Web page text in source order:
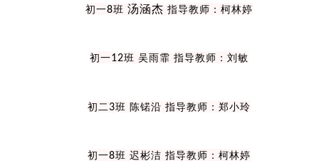
初一8班 汤涵杰 指导教师：柯林婷
初一12班 吴雨霏 指导教师：刘敏
初二 3班 陈锘沿 指导教师：郑小玲
初一8班 迟彬洁 指导教师：柯林婷